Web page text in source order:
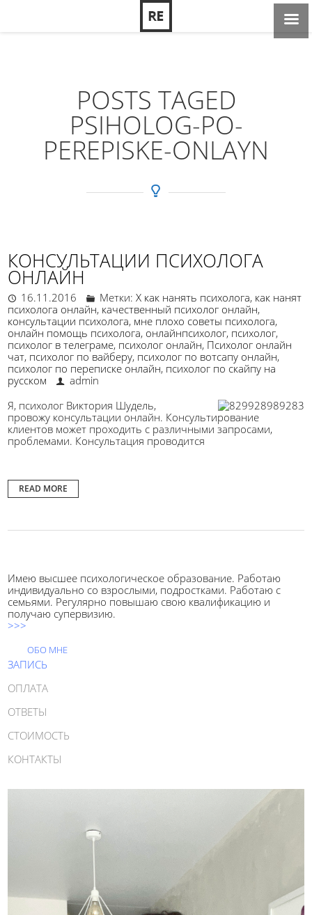
POSTS TAGED
PSIHOLOG-PO-
PEREPISKE-ONLAYN
КОНСУЛЬТАЦИИ ПСИХОЛОГА
ОНЛАЙН
16.11.2016 Метки:X как нанять психолога, как нанят
психолога онлайн, качественный психолог онлайн,
консультации психолога, мне плохо советы психолога,
онлайн помощь психолога, онлайнпсихолог, психолог,
психолог в телеграме, психолог онлайн, Психолог онлайн
чат, психолог по вайберу, психолог по вотсапу онлайн,
психолог по переписке онлайн, психолог по скайпу на
русском
admin
Я, психолог Виктория Шудель,
провожу консультации онлайн. Консультирование
клиентов может проходить с различными запросами,
проблемами. Консультация проводится
READ MORE
Имею высшее психологическое образование. Работаю
индивидуально со взрослыми, подростками. Работаю с
семьями. Регулярно повышаю свою квалификацию и
получаю супервизию.
>>>
ОБО МНЕ
ЗАПИСЬ
ОПЛАТА
ОТВЕТЫ
СТОИМОСТЬ
КОНТАКТЫ